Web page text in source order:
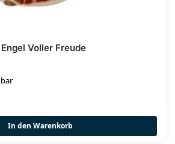
Voller Freude
In den Warenkorb